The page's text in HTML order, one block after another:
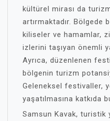
kültürel mirası da
artırmaktadır. Bölgede
kiliseler ve hamamlar,
izlerini taşıyan önemli
Ayrıca, düzenlenen
bölgenin turizm
Geleneksel festivaller,
yaşatılmasına katkıda
Samsun Kavak, turistik